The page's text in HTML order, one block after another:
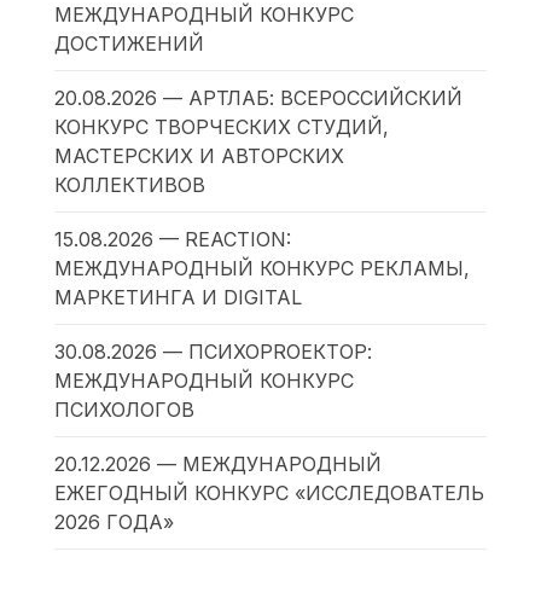
МЕЖДУНАРОДНЫЙ КОНКУРС
ДОСТИЖЕНИЙ
20.08.2026 — АРТЛАБ: ВСЕРОССИЙСКИЙ
КОНКУРС ТВОРЧЕСКИХ СТУДИЙ,
МАСТЕРСКИХ И АВТОРСКИХ
КОЛЛЕКТИВОВ
15.08.2026 — REACTION:
МЕЖДУНАРОДНЫЙ КОНКУРС РЕКЛАМЫ,
МАРКЕТИНГА И DIGITAL
30.08.2026 — ПСИХОPROЕКТОР:
МЕЖДУНАРОДНЫЙ КОНКУРС
ПСИХОЛОГОВ
20.12.2026 — МЕЖДУНАРОДНЫЙ
ЕЖЕГОДНЫЙ КОНКУРС «ИССЛЕДОВАТЕЛЬ
2026 ГОДА»